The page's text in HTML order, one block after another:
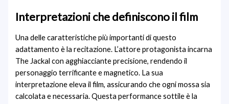
Interpretazioni che definiscono il film
Una delle caratteristiche più importanti di questo
adattamento è la recitazione. L’attore protagonista incarna
The Jackal con agghiacciante precisione, rendendo il
personaggio terrificante e magnetico. La sua
interpretazione eleva il film, assicurando che ogni mossa sia
calcolata e necessaria. Questa performance sottile è la